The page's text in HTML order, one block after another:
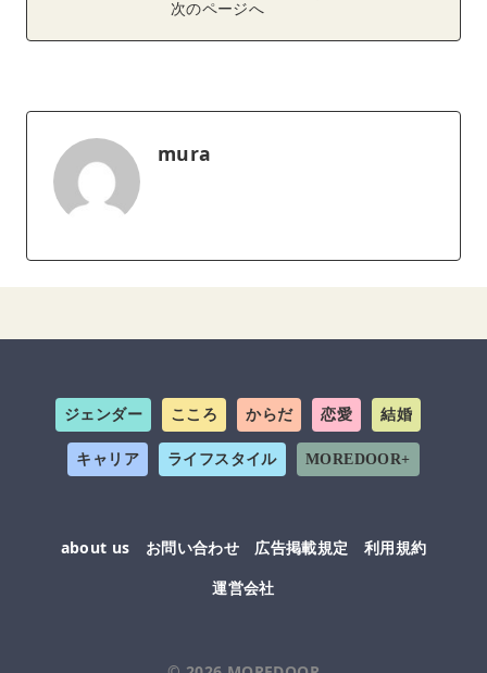
次のページへ
mura
ジェンダー こころ からだ 恋愛 結婚
キャリア ライフスタイル MOREDOOR+
about us お問い合わせ 広告掲載規定
利用規約
運営会社